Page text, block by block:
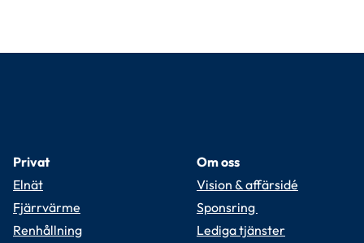
Privat
Elnät
Fjärrvärme
Renhållning
Om oss
Vision & affärsidé
Sponsring
Lediga tjänster